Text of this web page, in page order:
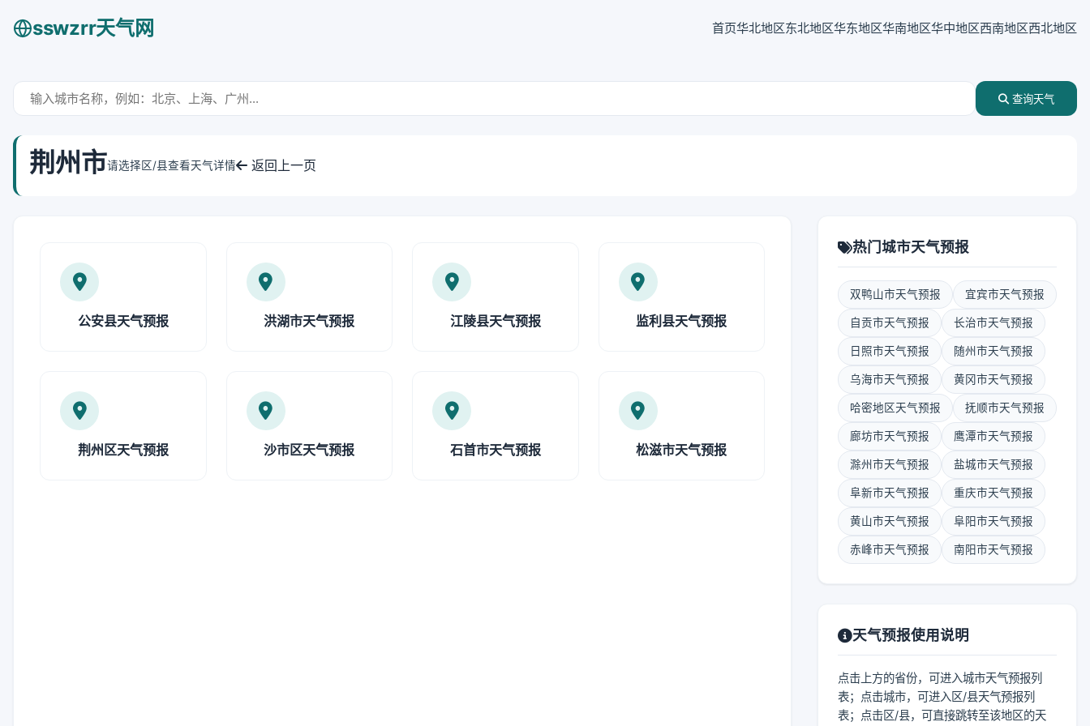
sswzrr天气网 首页华北地区东北地区华东地区华南地区华中地区西南地区西北地区
查询天气
荆州市请选择区/县查看天气详情 返回上一页
公安县天气预报 洪湖市天气预报 江陵县天气预报 监利县天气预报
荆州区天气预报 沙市区天气预报 石首市天气预报 松滋市天气预报
热门城市天气预报
双鸭山市天气预报 宜宾市天气预报
自贡市天气预报 长治市天气预报
日照市天气预报 随州市天气预报
乌海市天气预报 黄冈市天气预报
哈密地区天气预报 抚顺市天气预报
廊坊市天气预报 鹰潭市天气预报
滁州市天气预报 盐城市天气预报
阜新市天气预报 重庆市天气预报
黄山市天气预报 阜阳市天气预报
赤峰市天气预报 南阳市天气预报
天气预报使用说明
点击上方的省份，可进入城市天气预报列
表；点击城市，可进入区/县天气预报列
表；点击区/县，可直接跳转至该地区的天